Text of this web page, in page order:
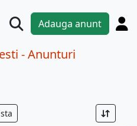
Adauga anunt
- Anunturi